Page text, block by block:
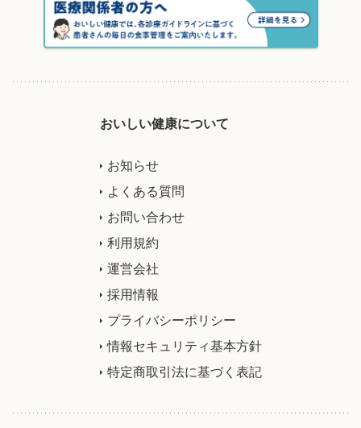
おいしい健康について
お知らせ
よくある質問
お問い合わせ
利用規約
運営会社
採用情報
プライバシーポリシー
情報セキュリティ基本方針
特定商取引法に基づく表記